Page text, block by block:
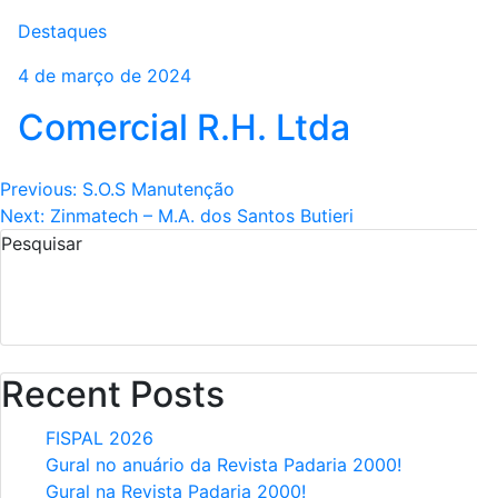
Destaques
4 de março de 2024
Comercial R.H. Ltda
Navegação
de
Previous: S.O.S Manutenção
Next: Zinmatech – M.A. dos Santos Butieri
Pesquisar
Recent Posts
FISPAL 2026
Gural no anuário da Revista Padaria 2000!
Gural na Revista Padaria 2000!